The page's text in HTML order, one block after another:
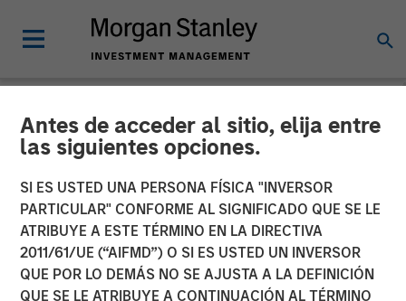
Antes de acceder al sitio, elija entre
las siguientes opciones.
SI ES USTED UNA PERSONA FÍSICA "INVERSOR
PARTICULAR" CONFORME AL SIGNIFICADO QUE SE LE
ATRIBUYE A ESTE TÉRMINO EN LA DIRECTIVA
2011/61/UE (“AIFMD”) O SI ES USTED UN INVERSOR
QUE POR LO DEMÁS NO SE AJUSTA A LA DEFINICIÓN
QUE SE LE ATRIBUYE A CONTINUACIÓN AL TÉRMINO
NEWSROOM
1GT Portfolio Investment
Huel to be Acquired by
Danone